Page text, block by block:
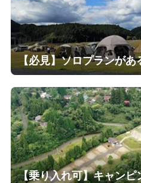
【必見】ソロプランが
【乗り入れ可】キャンピ